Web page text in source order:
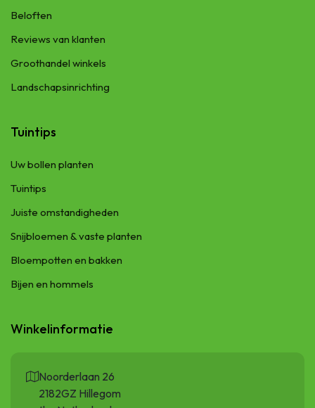
Beloften
Reviews van klanten
Groothandel winkels
Landschapsinrichting
Tuintips
Uw bollen planten
Tuintips
Juiste omstandigheden
Snijbloemen & vaste planten
Bloempotten en bakken
Bijen en hommels
Winkelinformatie
Noorderlaan 26
2182GZ Hillegom